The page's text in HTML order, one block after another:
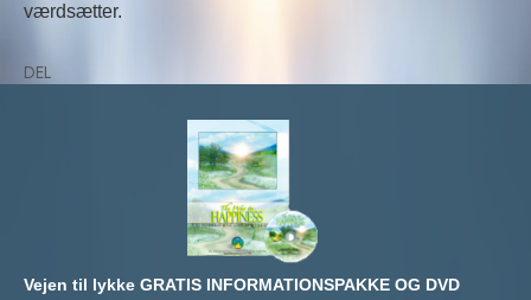
værdsætter.
DEL
Vejen til lykke GRATIS INFORMATIONSPAKKE OG DVD